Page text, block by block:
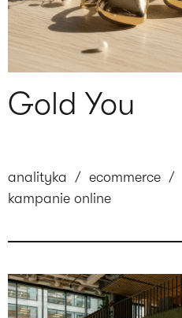
Gold You
analityka / ecommerce /
kampanie online